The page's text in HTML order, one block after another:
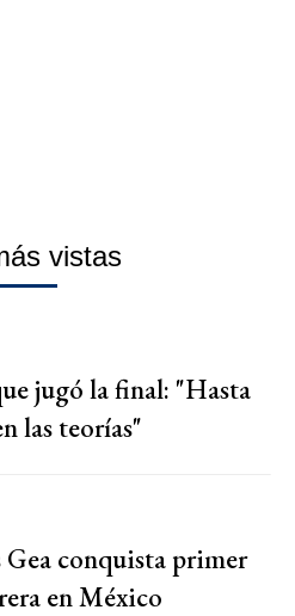
vistas
jugó la final: "Hasta
las teorías"
Gea conquista primer
en México